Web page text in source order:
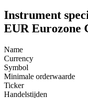
Instrument
EUR Eurozone
Name
Currency
Symbol
Minimale orderwaarde
Ticker
Handelstijden